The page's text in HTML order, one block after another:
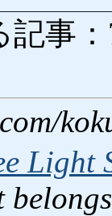
事
Light